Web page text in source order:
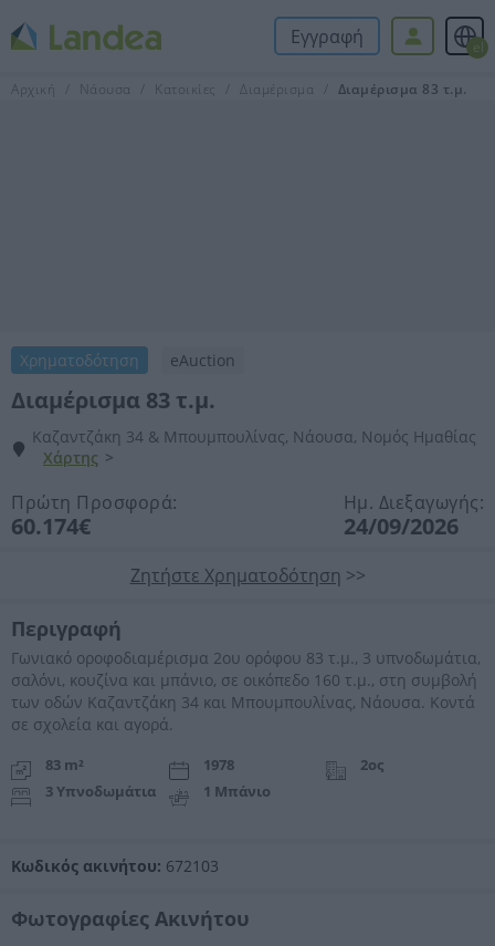
Εγγραφή el
Αρχική Νάουσα Κατοικίες Διαμέρισμα Διαμέρισμα 83 τ.μ.
Χρηματοδότηση eAuction
Διαμέρισμα 83 τ.μ.
Καζαντζάκη 34 & Μπουμπουλίνας, Νάουσα, Νομός Ημαθίας
Χάρτης >
Πρώτη Προσφορά:
60.174€
Ημ. Διεξαγωγής:
24/09/2026
Ζητήστε Χρηματοδότηση >>
Περιγραφή
Γωνιακό οροφοδιαμέρισμα 2ου ορόφου 83 τ.μ., 3 υπνοδωμάτια,
σαλόνι, κουζίνα και μπάνιο, σε οικόπεδο 160 τ.μ., στη συμβολή
των οδών Καζαντζάκη 34 και Μπουμπουλίνας, Νάουσα. Κοντά
σε σχολεία και αγορά.
83 m² 1978
2ος
3 Υπνοδωμάτια
1 Μπάνιο
Κωδικός ακινήτου: 672103
Φωτογραφίες Ακινήτου